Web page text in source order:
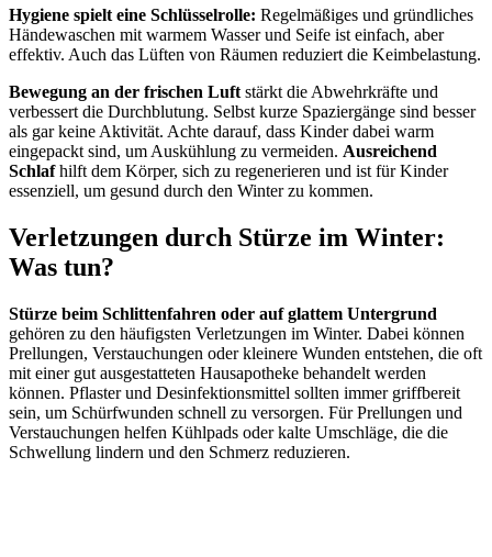
Hygiene spielt eine Schlüsselrolle: Regelmäßiges und gründliches
Händewaschen mit warmem Wasser und Seife ist einfach, aber
effektiv. Auch das Lüften von Räumen reduziert die Keimbelastung.
Bewegung an der frischen Luft stärkt die Abwehrkräfte und
verbessert die Durchblutung. Selbst kurze Spaziergänge sind besser
als gar keine Aktivität. Achte darauf, dass Kinder dabei warm
eingepackt sind, um Auskühlung zu vermeiden. Ausreichend
Schlafhilft dem Körper, sich zu regenerieren und ist für Kinder
essenziell, um gesund durch den Winter zu kommen.
Verletzungen durch Stürze im Winter:
Was tun?
Stürze beim Schlittenfahren oder auf glattem Untergrund
gehören zu den häufigsten Verletzungen im Winter. Dabei können
Prellungen, Verstauchungen oder kleinere Wunden entstehen, die oft
mit einer gut ausgestatteten Hausapotheke behandelt werden
können. Pflaster und Desinfektionsmittel sollten immer griffbereit
sein, um Schürfwunden schnell zu versorgen. Für Prellungen und
Verstauchungen helfen Kühlpads oder kalte Umschläge, die die
Schwellung lindern und den Schmerz reduzieren.